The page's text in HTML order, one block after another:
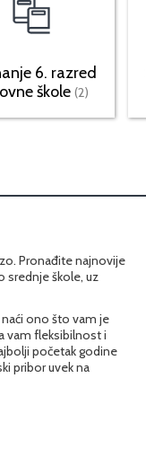
6. razred
škole (2)
Pronađite najnovije
srednje škole, uz
naći ono što vam je
vam fleksibilnost i
početak godine
pribor uvek na